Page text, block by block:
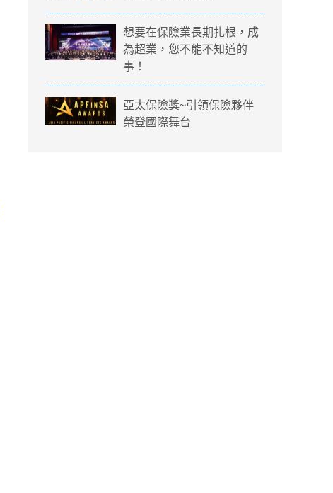
想要在保險業長期扎根，成
為超業，您不能不知道的
事！
亞太保險獎~引領保險夥伴
榮登國際舞台